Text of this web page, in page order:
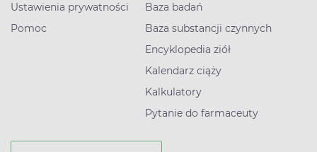
Ustawienia prywatności
Pomoc
Baza badań
Baza substancji czynnych
Encyklopedia ziół
Kalendarz ciąży
Kalkulatory
Pytanie do farmaceuty